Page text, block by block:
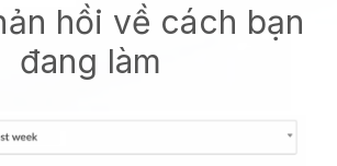
hồi về cách bạn
đang làm